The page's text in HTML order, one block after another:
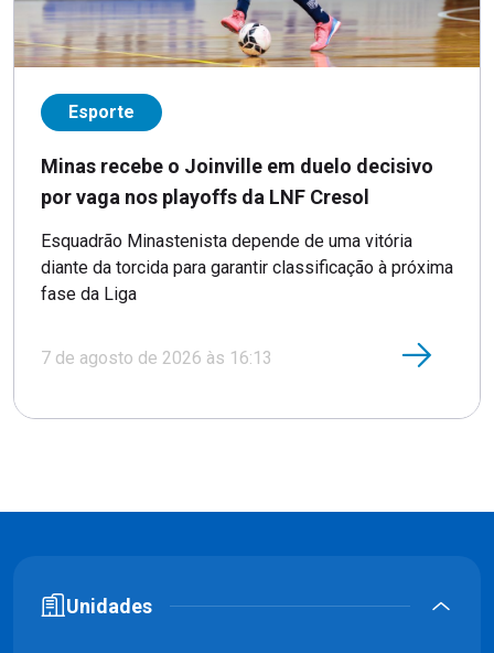
Esporte
Minas recebe o Joinville em duelo decisivo
por vaga nos playoffs da LNF Cresol
Esquadrão Minastenista depende de uma vitória
diante da torcida para garantir classificação à próxima
fase da Liga
7 de agosto de 2026 às 16:13
Unidades